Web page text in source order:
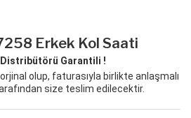
Erkek Kol Saati
Garantili !
olup, faturasıyla birlikte anlaşmalı
size teslim edilecektir.